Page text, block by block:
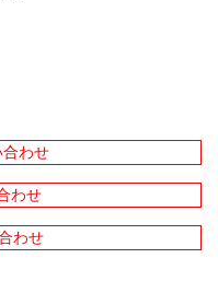
合わせ
わせ
わせ